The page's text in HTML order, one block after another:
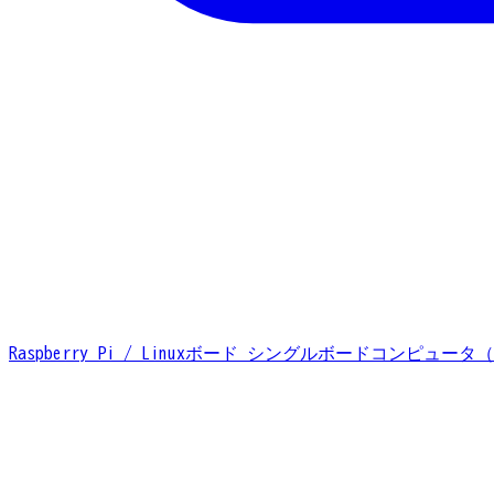
Raspberry Pi / Linuxボード シングルボードコンピュータ（